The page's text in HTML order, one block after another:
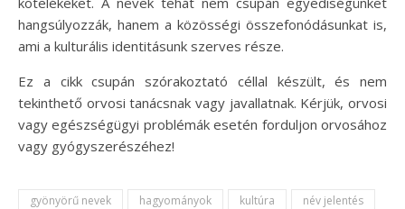
hangsúlyozzák, hanem a közösségi összefonódásunkat is,
ami a kulturális identitásunk szerves része.
Ez a cikk csupán szórakoztató céllal készült, és nem
tekinthető orvosi tanácsnak vagy javallatnak. Kérjük, orvosi
vagy egészségügyi problémák esetén forduljon orvosához
vagy gyógyszerészéhez!
gyönyörű nevek hagyományok kultúra
név jelentés